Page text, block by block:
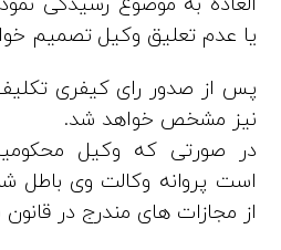
یا عدم تعلیق وکیل تصمیم
پس از صدور رای کیفری
نیز مشخص خواهد شد.
در صورتی که وکیل
است پروانه وکالت وی باطل
از مجازات های مندرج در قانون